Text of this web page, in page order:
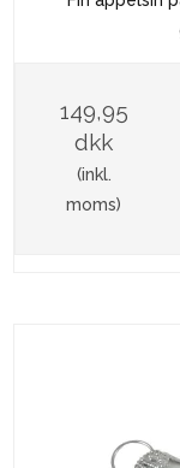
149,95
dkk
(inkl.
moms)